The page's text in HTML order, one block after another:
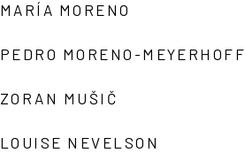
MARÍA MORENO
PEDRO MORENO-MEYERHOFF
ZORAN MUŠIČ
LOUISE NEVELSON